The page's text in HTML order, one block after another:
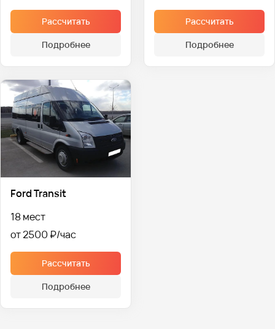
Рассчитать
Подробнее
Рассчитать
Подробнее
Ford Transit
18 мест
от 2500 ₽
Рассчитать
Подробнее